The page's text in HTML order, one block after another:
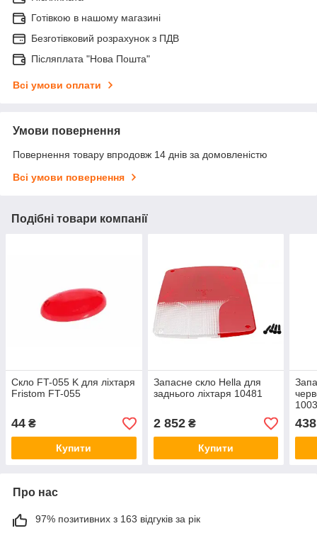
Готівкою в нашому магазині
Безготівковий розрахунок з ПДВ
Післяплата "Нова Пошта"
Всі умови оплати
Умови повернення
Повернення товару впродовж 14 днів за домовленістю
Всі умови повернення
Подібні товари компанії
Скло FT-055 K для ліхтаря
Fristom FT-055
44 ₴
Купити
Запасне скло Hella для
заднього ліхтаря 10481
2 852₴
Купити
438
Про нас
97% позитивних з 163 відгуків за рік